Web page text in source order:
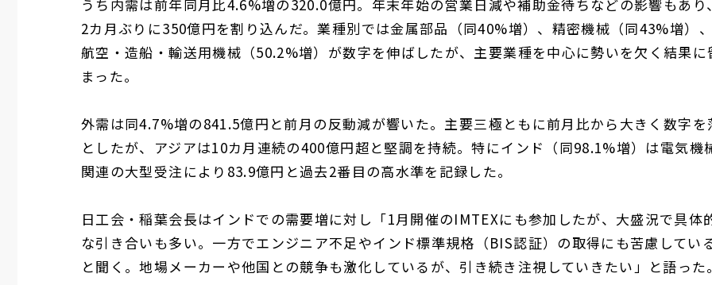
うち内需は前年同月比4.6%増の320.0億円。年末年始の営業日減や補助金待ちなどの影響もあり
2カ月ぶりに350億円を割り込んだ。業種別では金属部品（同40%増）、精密機械（同43%増）
航空・造船・輸送用機械（50.2%増）が数字を伸ばしたが、主要業種を中心に勢いを欠く結果に
まった。
外需は同4.7%増の841.5億円と前月の反動減が響いた。主要三極ともに前月比から大きく数字を
としたが、アジアは10カ月連続の400億円超と堅調を持続。特にインド（同98.1%増）は電気機
関連の大型受注により83.9億円と過去2番目の高水準を記録した。
日工会・稲葉会長はインドでの需要増に対し「1月開催のIMTEXにも参加したが、大盛況で具体
な引き合いも多い。一方でエンジニア不足やインド標準規格（BIS認証）の取得にも苦慮してい
と聞く。地場メーカーや他国との競争も激化しているが、引き続き注視していきたい」と語った